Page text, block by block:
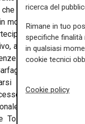
ha portato ad
modo da rendere la
convinti al
articolato, diffuso,
dell’utenza, con
ad
come valida
comunque,
ai trasporti
Toscana nella
ricerca del
Rimane in tuo
specifiche
in qualsiasi
cookie tecnici
Cookie policy